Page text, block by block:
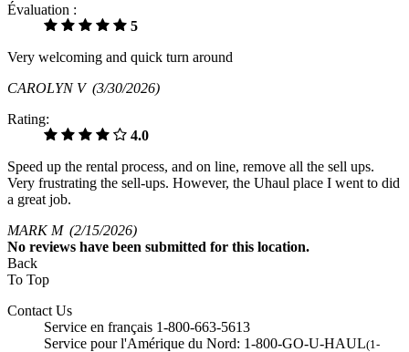
Évaluation :
5
Very welcoming and quick turn around
CAROLYN V (3/30/2026)
Rating:
4.0
Speed up the rental process, and on line, remove all the sell ups.
Very frustrating the sell-ups. However, the Uhaul place I went to did
a great job.
MARK M (2/15/2026)
No reviews have been submitted for this location.
Back
To Top
Contact Us
Service en français 1-800-663-5613
Service pour l'Amérique du Nord: 1-800-GO-U-HAUL(1-